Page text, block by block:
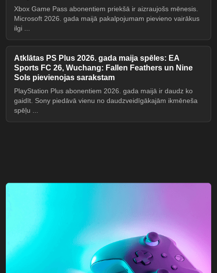
Xbox Game Pass abonentiem priekšā ir aizraujošs mēnesis.
Microsoft 2026. gada maijā pakalpojumam pievieno vairākus
ilgi ...
Atklātas PS Plus 2026. gada maija spēles: EA
Sports FC 26, Wuchang: Fallen Feathers un Nine
Sols pievienojas sarakstam
PlayStation Plus abonentiem 2026. gada maijā ir daudz ko
gaidīt. Sony piedāvā vienu no daudzveidīgākajām ikmēneša
spēļu ...